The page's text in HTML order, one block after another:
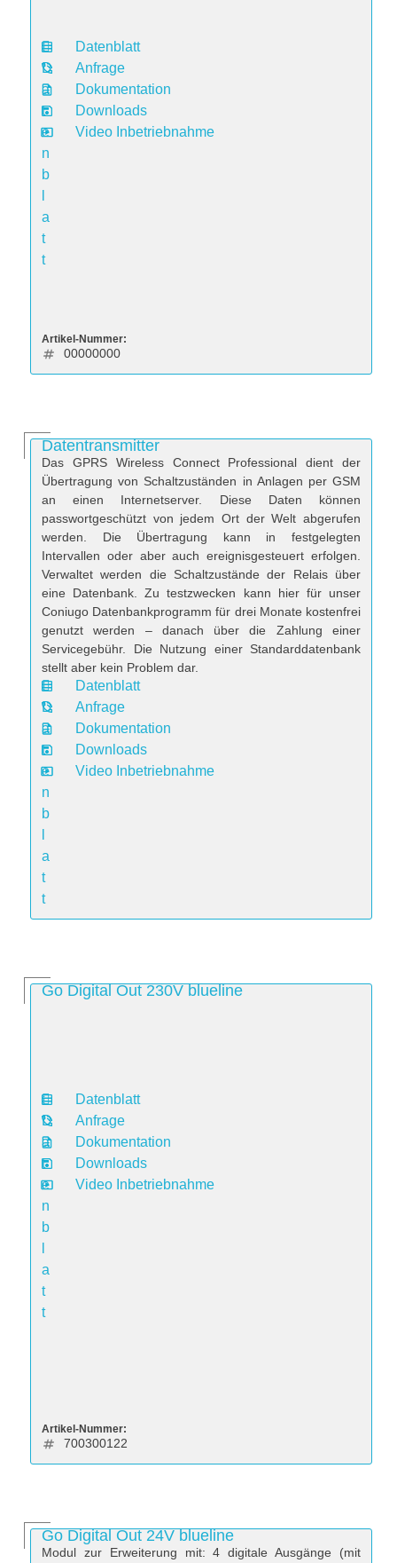
D
a
t
e
n
b
a
t
t
Datenblatt
Anfrage
Dokumentation
Downloads
Video Inbetriebnahme
Artikel-Nummer:
00000000
Datentransmitter
Das GPRS Wireless Connect Professional dient der
Übertragung von Schaltzuständen in Anlagen per GSM
an einen Internetserver. Diese Daten können
passwortgeschützt von jedem Ort der Welt abgerufen
werden. Die Übertragung kann in festgelegten
Intervallen oder aber auch ereignisgesteuert erfolgen.
Verwaltet werden die Schaltzustände der Relais über
eine Datenbank. Zu testzwecken kann hier für unser
Coniugo Datenbankprogramm für drei Monate kostenfrei
genutzt werden – danach über die Zahlung einer
Servicegebühr. Die Nutzung einer Standarddatenbank
stellt aber kein Problem dar.
D
a
t
e
n
b
a
t
t
Datenblatt
Anfrage
Dokumentation
Downloads
Video Inbetriebnahme
Go Digital Out 230V blueline
D
a
t
e
n
b
a
t
t
Datenblatt
Anfrage
Dokumentation
Downloads
Video Inbetriebnahme
Artikel-Nummer:
700300122
Go Digital Out 24V blueline
Modul zur Erweiterung mit: 4 digitale Ausgänge (mit